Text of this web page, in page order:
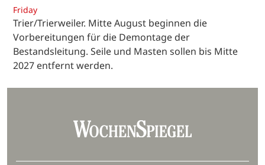
Friday
Trier/Trierweiler. Mitte August beginnen die
Vorbereitungen für die Demontage der
Bestandsleitung. Seile und Masten sollen bis Mitte
2027 entfernt werden.